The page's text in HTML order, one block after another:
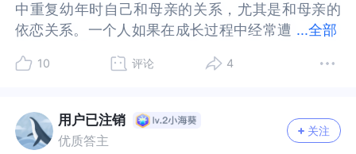
...全部
中重复幼年时自己和母亲的关系，尤其是和母亲的
依恋关系。一个人如果在成长过程中经常遭
感。童年的这些经历被潜藏在深层意识里，随着我
些印痕会被活化，让我们感受到关系的同时，也带
来极度的苦恼。可能会夸大关系中的一些问题，发
中重复幼年时自己和母亲的关系，尤其是和母亲的
依恋关系。一个人如果在成长过程中经常遭受母亲
的这些经历被潜藏在深层意识里，随着我们的成长
被活化，让我们感受到关系的同时，也带来极度的
苦恼。可能会夸大关系中的一些问题，发生一点小
10 评论 4
用户已注销
优质答主
关注